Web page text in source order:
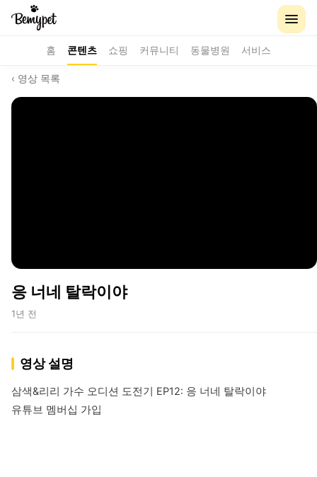
홈 콘텐츠 쇼핑 커뮤니티 동물병원 서비스
‹ 영상 목록
응 너네 탈락이야
1년 전
영상 설명
삼색&리리 가수 오디션 도전기 EP12: 응 너네 탈락이야
유튜브 멤버십 가입